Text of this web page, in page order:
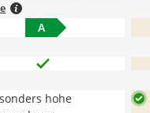
A
hohe